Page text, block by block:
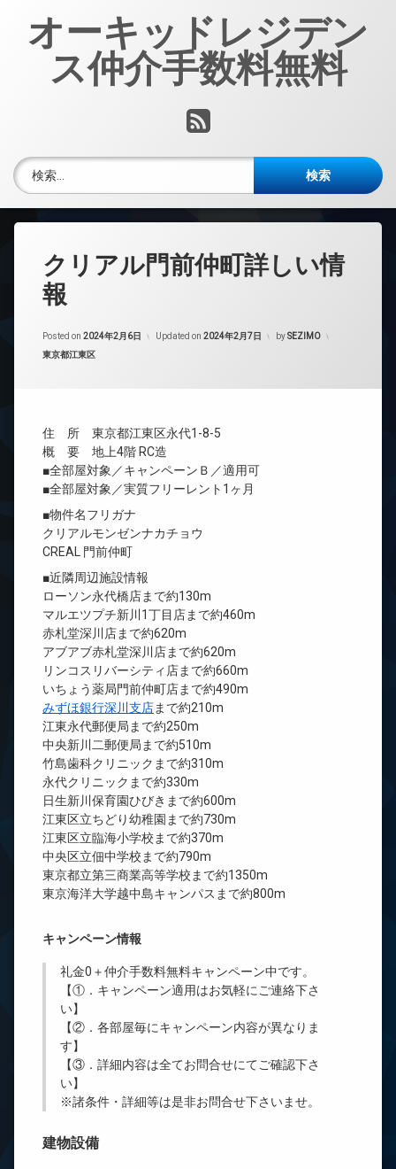
オーキッドレジデン
ス仲介手数料無料
RSS
検索:
クリアル門前仲町詳しい情
報
Posted on 2024年2月6日 Updated on 2024年2月7日 bySEZIMO
カテゴリー:
東京都江東区
住 所 東京都江東区永代1-8-5
概 要 地上4階 RC造
■全部屋対象／キャンペーンＢ／適用可
■全部屋対象／実質フリーレント1ヶ月
■物件名フリガナ
クリアルモンゼンナカチョウ
CREAL 門前仲町
■近隣周辺施設情報
ローソン永代橋店まで約130m
マルエツプチ新川1丁目店まで約460m
赤札堂深川店まで約620m
アブアブ赤札堂深川店まで約620m
リンコスリバーシティ店まで約660m
いちょう薬局門前仲町店まで約490m
みずほ銀行深川支店まで約210m
江東永代郵便局まで約250m
中央新川二郵便局まで約510m
竹島歯科クリニックまで約310m
永代クリニックまで約330m
日生新川保育園ひびきまで約600m
江東区立ちどり幼稚園まで約730m
江東区立臨海小学校まで約370m
中央区立佃中学校まで約790m
東京都立第三商業高等学校まで約1350m
東京海洋大学越中島キャンパスまで約800m
キャンペーン情報
礼金0 ＋仲介手数料無料キャンペーン中です。
【①．キャンペーン適用はお気軽にご連絡下さ
い】
【②．各部屋毎にキャンペーン内容が異なりま
す】
【③．詳細内容は全てお問合せにてご確認下さ
い】
※諸条件・詳細等は是非お問合せ下さいませ。
建物設備